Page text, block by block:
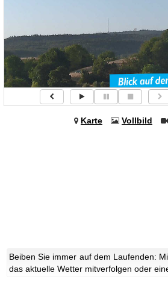
Karte Vollbild
Beiben Sie immer auf dem Laufenden:
das aktuelle Wetter mitverfolgen oder